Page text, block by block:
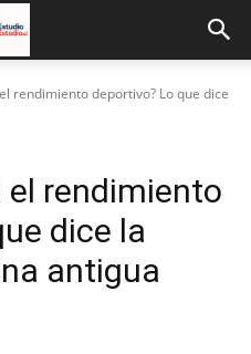
rendimiento deportivo? Lo que dice
el rendimiento
dice la
antigua